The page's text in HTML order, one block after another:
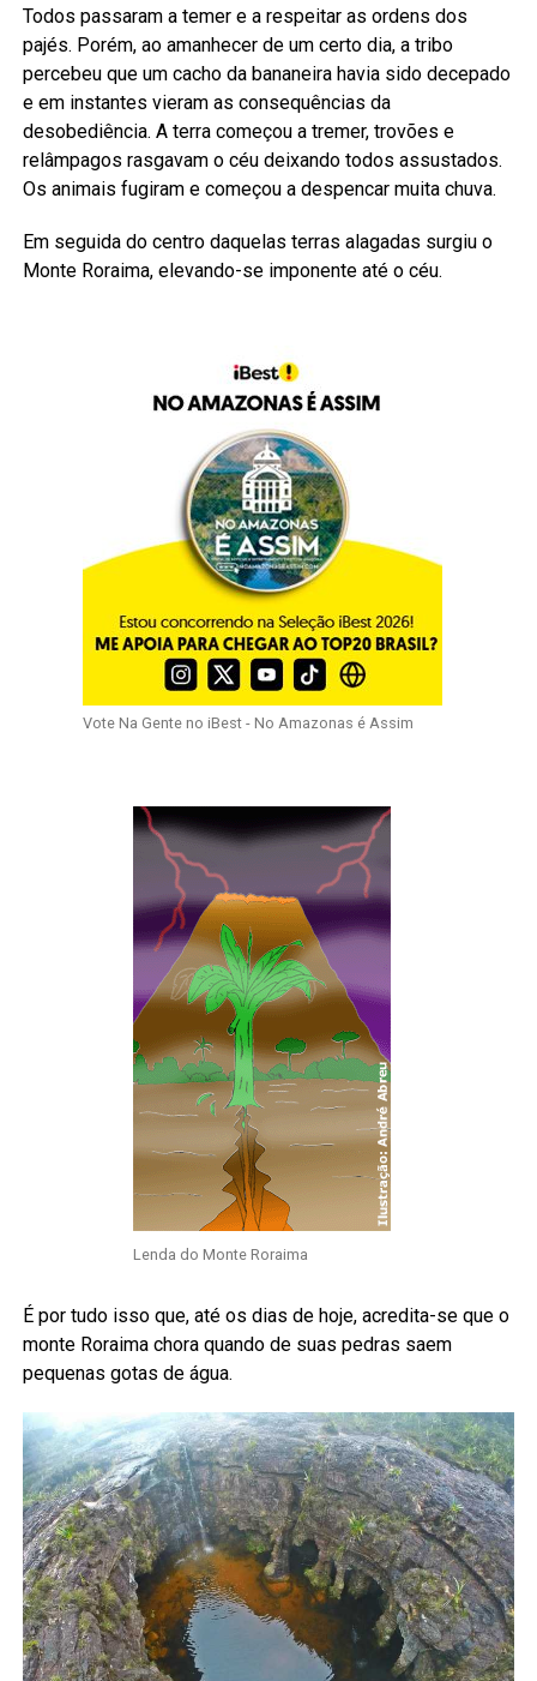
Todos passaram a temer e a respeitar as ordens dos
pajés. Porém, ao amanhecer de um certo dia, a tribo
percebeu que um cacho da bananeira havia sido decepado
e em instantes vieram as consequências da
desobediência. A terra começou a tremer, trovões e
relâmpagos rasgavam o céu deixando todos assustados.
Os animais fugiram e começou a despencar muita chuva.
Em seguida do centro daquelas terras alagadas surgiu o
Monte Roraima, elevando-se imponente até o céu.
Vote Na Gente no iBest - No Amazonas é Assim
Lenda do Monte Roraima
É por tudo isso que, até os dias de hoje, acredita-se que o
monte Roraima chora quando de suas pedras saem
pequenas gotas de água.